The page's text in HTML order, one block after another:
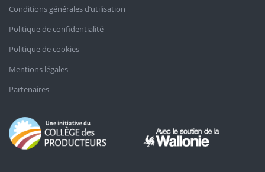
Conditions générales d’utilisation
Politique de confidentialité
Politique de cookies
Mentions légales
Partenaires